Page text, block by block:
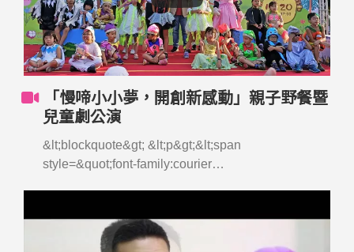
品質。
「慢啼小小夢，開創新感動」親子野餐暨
兒童劇公演
&lt;blockquote&gt; &lt;p&gt;&lt;span
style=&quot;font-family:courier
&lt;/span&gt;&lt;/span&gt;&lt;/p&gt;
&lt;/blockquote&gt; &lt;p&gt; &lt;/p&gt;